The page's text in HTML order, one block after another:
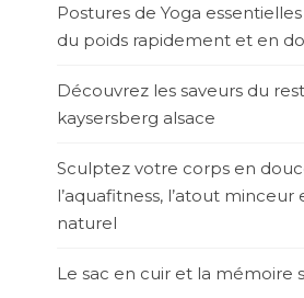
Postures de Yoga
du poids rapidement et en
Découvrez les saveurs du
kaysersberg alsace
Sculptez votre corps en
l’aquafitness, l’atout
naturel
Le sac en cuir et la mémoire